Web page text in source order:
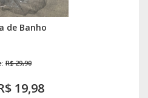
de Banho
R$ 29,90
19,98